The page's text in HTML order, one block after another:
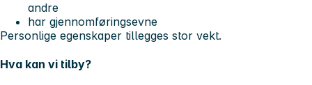
andre
har gjennomføringsevne
Personlige egenskaper tillegges stor vekt.
Hva kan vi tilby?